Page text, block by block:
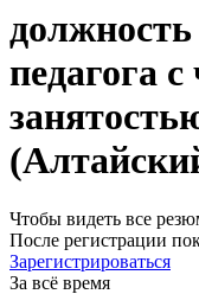
педагога
Чтобы видеть все
После регистрации
Зарегистрироваться
За всё время